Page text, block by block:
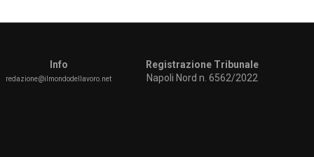
Info
redazione@ilmondodellavoro.net
Registrazione Tribunale
Napoli Nord n. 6562/2022